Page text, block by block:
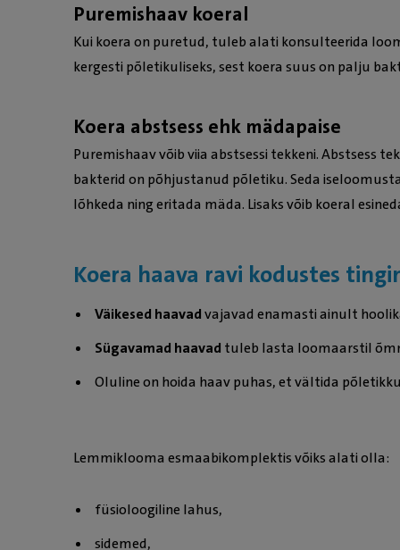
Puremishaav koeral
Kui koera on puretud, tuleb alati konsulteerida
kergesti põletikuliseks, sest koera suus on palju
Koera abstsess ehk mädapaise
Puremishaav võib viia abstsessi tekkeni. Abstsess
bakterid on põhjustanud põletiku. Seda
lõhkeda ning eritada mäda. Lisaks võib koeral
Koera haava ravi kodustes
Väikesed haavadvajavad enamasti ainult
Sügavamad haavad tuleb lasta loomaarstil
Oluline on hoida haav puhas, et vältida
Lemmiklooma esmaabikomplektis võiks alati olla:
füsioloogiline lahus,
sidemed,